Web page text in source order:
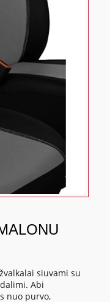
siuvami su
Abi
nuo purvo,